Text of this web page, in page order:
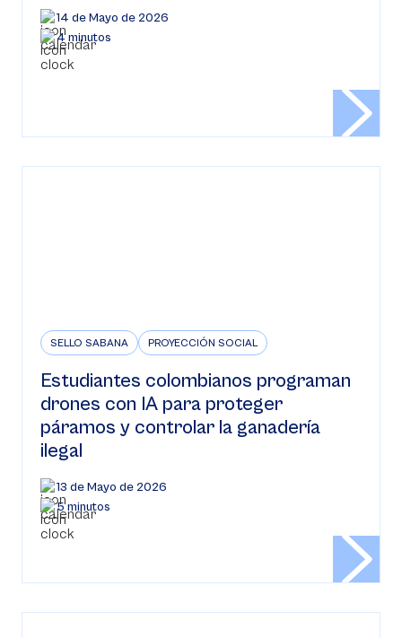
14 de Mayo de 2026
4 minutos
SELLO SABANA PROYECCIÓN SOCIAL
Estudiantes colombianos programan
drones con IA para proteger
páramos y controlar la ganadería
ilegal
13 de Mayo de 2026
5 minutos